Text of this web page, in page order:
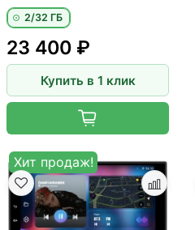
2/32 ГБ
23 400 ₽
Купить в 1 клик
Хит продаж!